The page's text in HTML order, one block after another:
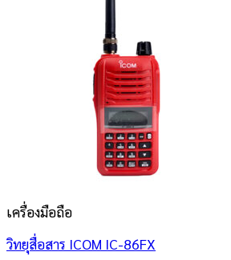
เครื่องมือถือ
วิทยุสื่อสาร ICOM IC-86FX